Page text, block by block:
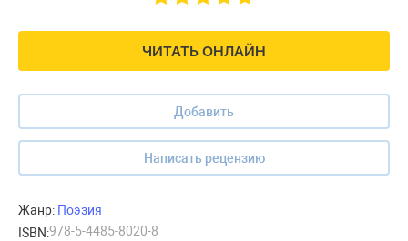
ЧИТАТЬ ОНЛАЙН
Добавить
Написать рецензию
Жанр: Поэзия
ISBN:978-5-4485-8020-8